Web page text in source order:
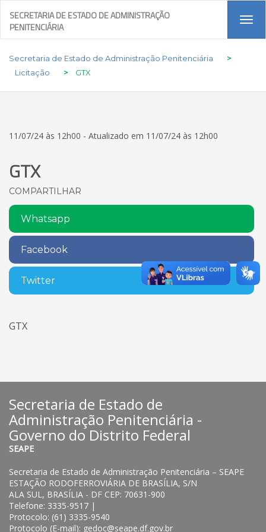
SECRETARIA DE ESTADO DE ADMINISTRAÇÃO
PENITENCIÁRIA
Secretaria de Estado de Administração Penitenciária
>
Licitação
> GTX
11/07/24 às 12h00 - Atualizado em 11/07/24 às 12h00
GTX
COMPARTILHAR
Whatsapp
Facebook
Twitter
GTX
Secretaria de Estado de
Administração Penitenciária -
Governo do Distrito Federal
SEAPE
Secretaria de Estado de Administração Penitenciária – SEAPE
ESTAÇÃO RODOFERROVIÁRIA DE BRASÍLIA, S/N
ALA SUL, BRASÍLIA - DF CEP: 70631-900
Telefone: 3335-9517 |
Protocolo: (61) 3335-9540
Protocolo (E-mail): gedoc@seape.df.gov.br